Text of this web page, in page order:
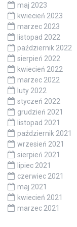
maj 2023
kwiecień 2023
marzec 2023
listopad 2022
październik 2022
sierpień 2022
kwiecień 2022
marzec 2022
luty 2022
styczeń 2022
grudzień 2021
listopad 2021
październik 2021
wrzesień 2021
sierpień 2021
lipiec 2021
czerwiec 2021
maj 2021
kwiecień 2021
marzec 2021